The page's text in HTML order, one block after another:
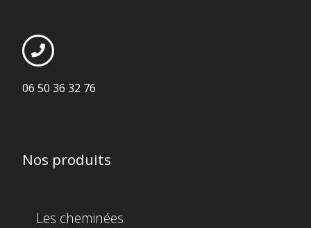
06 50 36 32 76
Nos produits
Les cheminées